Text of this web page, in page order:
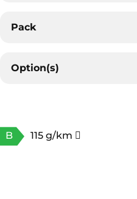
Pack
Option(s)
B 115 g/km